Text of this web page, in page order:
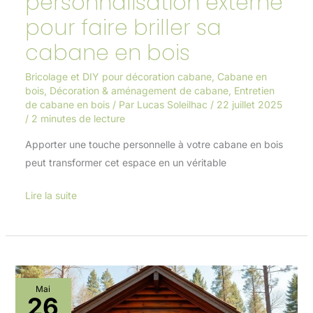
pour faire briller sa
cabane en bois
Bricolage et DIY pour décoration cabane, Cabane en
bois, Décoration & aménagement de cabane, Entretien
de cabane en bois/ Par Lucas Soleilhac / 22 juillet 2025
/ 2 minutes de lecture
Apporter une touche personnelle à votre cabane en bois
peut transformer cet espace en un véritable
Lire la suite
Mai
26
Sécurité
et